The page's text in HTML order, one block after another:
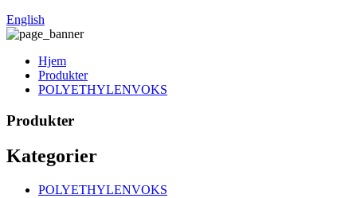
English
Hjem
Produkter
POLYETHYLENVOKS
Produkter
Kategorier
POLYETHYLENVOKS